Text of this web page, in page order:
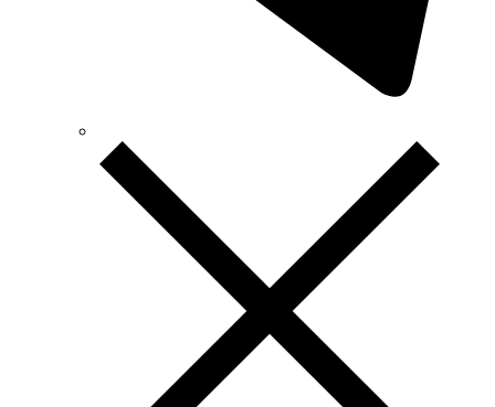
Vargo (Україна)
Vector VS
Vimar (Італія)
Volter (Україна)
Volterm (Україна)
Wago (Німеччина)
АС Привод (Україна)
АСКО-УКРЕМ (Україна)